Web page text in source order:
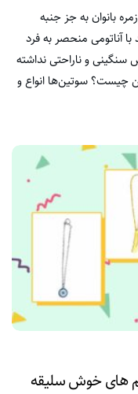
بانوان به جز جنبه
آناتومی منحصر به فرد
سنگینی و ناراحتی نداشته
چیست؟ سوتین‌ها انواع و
های خوش سلیقه